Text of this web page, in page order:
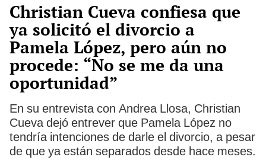
Christian Cueva confiesa que
ya solicitó el divorcio a
Pamela López, pero aún no
procede: “No se me da una
oportunidad”
En su entrevista con Andrea Llosa, Christian
Cueva dejó entrever que Pamela López no
tendría intenciones de darle el divorcio, a pesar
de que ya están separados desde hace meses.